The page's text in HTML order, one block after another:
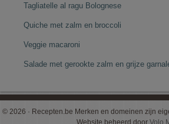
Tagliatelle al ragu Bolognese
Quiche met zalm en broccoli
Veggie macaroni
Salade met gerookte zalm en grijze
© 2026 · Recepten.be Merken en domeinen zijn
Website beheerd door Volo